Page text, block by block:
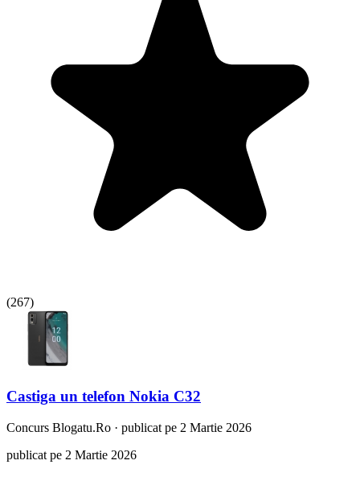
(267)
Castiga un telefon Nokia C32
Concurs Blogatu.Ro · publicat pe 2 Martie 2026
publicat pe 2 Martie 2026